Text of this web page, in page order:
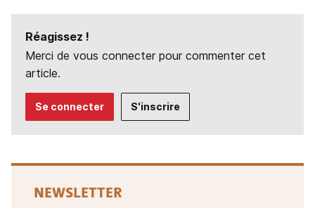
Réagissez !
Merci de vous connecter pour commenter cet
article.
Se connecter S'inscrire
NEWSLETTER